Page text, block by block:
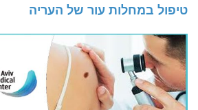
טיפול במחלות עור של העריה